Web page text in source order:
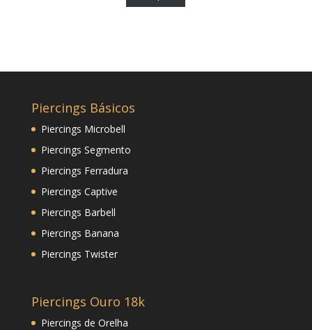
Piercings Básicos
Piercings Microbell
Piercings Segmento
Piercings Ferradura
Piercings Captive
Piercings Barbell
Piercings Banana
Piercings Twister
Piercings Ouro 18k
Piercings de Orelha